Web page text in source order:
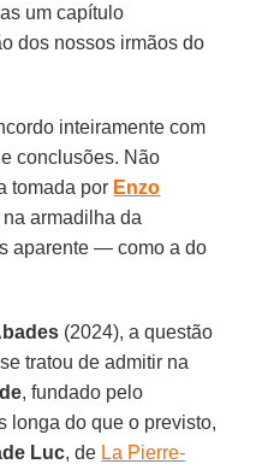
um capítulo
dos nossos irmãos do
inteiramente com
conclusões. Não
tomada por Enzo
armadilha da
aparente — como a do
(2024), a questão
tratou de admitir na
, fundado pelo
longa do que o previsto,
Luc, de La Pierre-